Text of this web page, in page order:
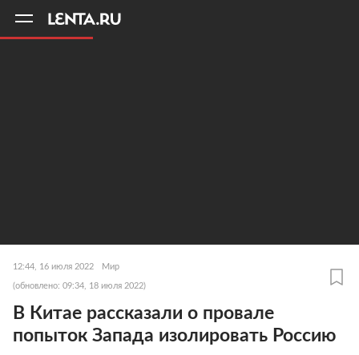
12:44, 16 июля 2022 Мир
(обновлено: 09:34, 18 июля 2022)
В Китае рассказали о провале
попыток Запада изолировать Россию